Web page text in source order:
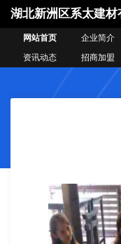
湖北新洲区系太建材
网站首页 企业简介
资讯动态
招商加盟